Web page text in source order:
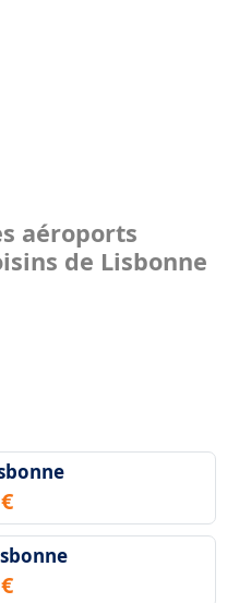
aéroports
de Lisbonne